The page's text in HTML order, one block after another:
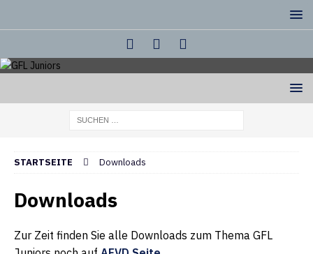
STARTSEITE Downloads
Downloads
Zur Zeit finden Sie alle Downloads zum Thema GFL